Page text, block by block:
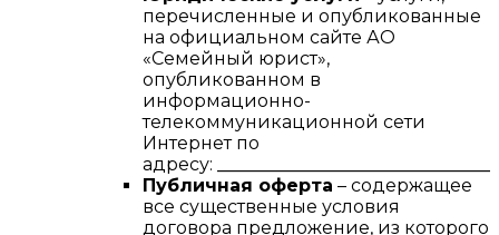
перечисленные и опубликованные
на официальном сайте АО
«Семейный юрист»,
опубликованном в
информационно-
телекоммуникационной сети
Интернет по
адресу:
Публичная оферта – содержащее
все существенные условия
договора предложение, из которого